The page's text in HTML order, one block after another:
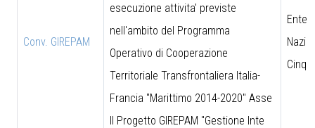
Conv. GIREPAM
esecuzione attivita' previste
nell'ambito del Programma
Operativo di Cooperazione
Territoriale Transfrontaliera Italia-
Francia "Marittimo 2014-2020" Asse
II Progetto GIREPAM "Gestione Inte
Ente